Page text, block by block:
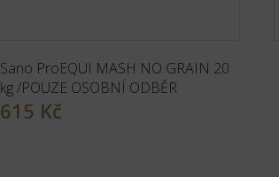
Sano ProEQUI MASH NO GRAIN 20
kg /POUZE OSOBNÍ ODBĚR
615 Kč